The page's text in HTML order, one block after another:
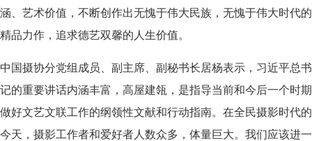
涵、艺术价值，不断创作出无愧于伟大民族，无愧于伟大时代的
精品力作，追求德艺双馨的人生价值。
中国摄协分党组成员、副主席、副秘书长居杨表示，习近平总书
记的重要讲话内涵丰富，高屋建瓴，是指导当前和今后一个时期
做好文艺文联工作的纲领性文献和行动指南。在全民摄影时代的
今天，摄影工作者和爱好者人数众多，体量巨大。我们应该进一